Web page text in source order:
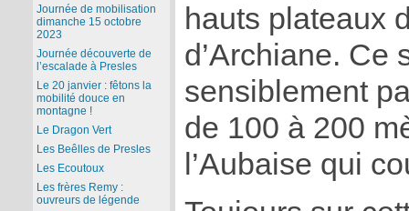
hauts plateaux
d’Archiane. Ce
sensiblement
de 100 à 200
l’Aubaise qui
Journée de mobilisation
dimanche 15 octobre
2023
Journée découverte de
l’escalade à Presles
Le 20 janvier : fêtons la
mobilité douce en
montagne !
Le Dragon Vert
Les Beêlles de Presles
Les Ecoutoux
Les frères Remy :
ouvreurs de légende